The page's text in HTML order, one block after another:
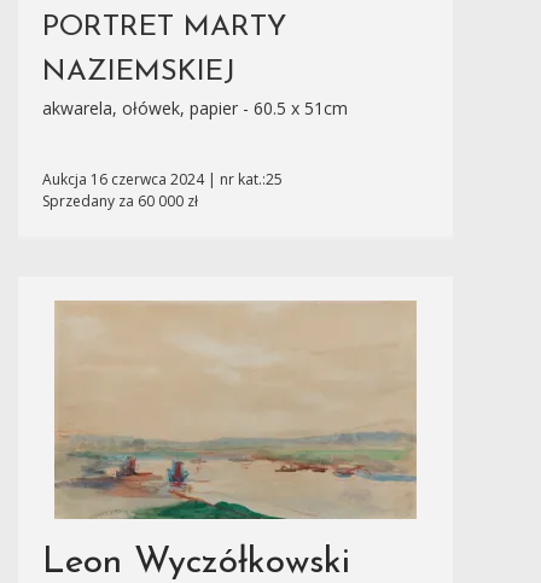
PORTRET MARTY
NAZIEMSKIEJ
akwarela, ołówek, papier - 60.5 x 51cm
Aukcja 16 czerwca 2024 | nr kat.:25
Sprzedany za 60 000 zł
Leon Wyczółkowski